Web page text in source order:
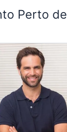
Perto de